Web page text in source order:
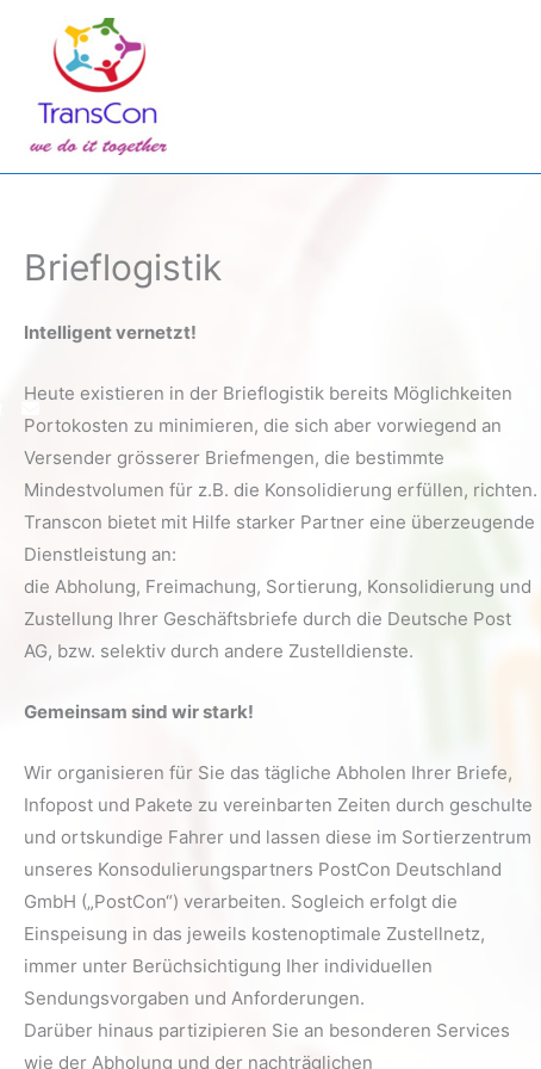
springen
Brieflogistik
Intelligent vernetzt!
Heute existieren in der Brieflogistik bereits Möglichkeiten
Portokosten zu minimieren, die sich aber vorwiegend an
Versender grösserer Briefmengen, die bestimmte
Mindestvolumen für z.B. die Konsolidierung erfüllen, richten.
Transcon bietet mit Hilfe starker Partner eine überzeugende
Dienstleistung an:
die Abholung, Freimachung, Sortierung, Konsolidierung und
Zustellung Ihrer Geschäftsbriefe durch die Deutsche Post
AG, bzw. selektiv durch andere Zustelldienste.
Gemeinsam sind wir stark!
Wir organisieren für Sie das tägliche Abholen Ihrer Briefe,
Infopost und Pakete zu vereinbarten Zeiten durch geschulte
und ortskundige Fahrer und lassen diese im Sortierzentrum
unseres Konsodulierungspartners PostCon Deutschland
GmbH („PostCon“) verarbeiten. Sogleich erfolgt die
Einspeisung in das jeweils kostenoptimale Zustellnetz,
immer unter Berüchsichtigung Iher individuellen
Sendungsvorgaben und Anforderungen.
Darüber hinaus partizipieren Sie an besonderen Services
wie der Abholung und der nachträglichen